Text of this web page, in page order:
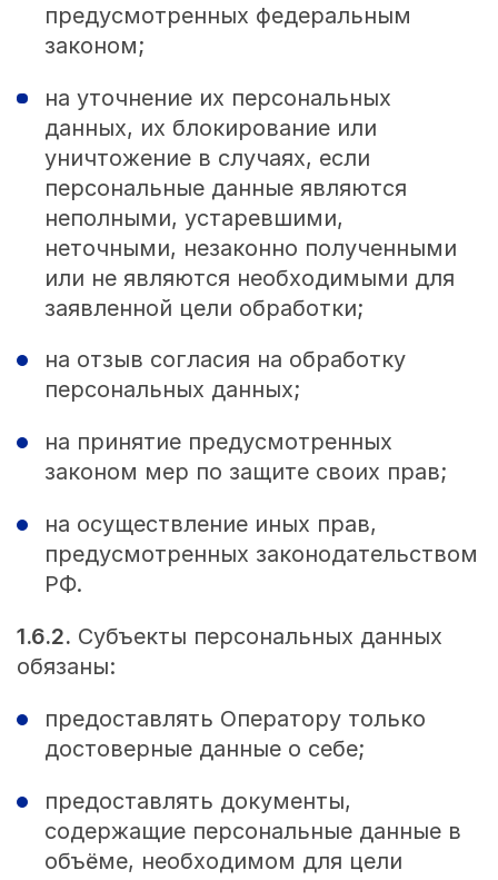
предусмотренных федеральным
законом;
на уточнение их персональных
данных, их блокирование или
уничтожение в случаях, если
персональные данные являются
неполными, устаревшими,
неточными, незаконно полученными
или не являются необходимыми для
заявленной цели обработки;
на отзыв согласия на обработку
персональных данных;
на принятие предусмотренных
законом мер по защите своих прав;
на осуществление иных прав,
предусмотренных законодательством
РФ.
1.6.2. Субъекты персональных данных
обязаны:
предоставлять Оператору только
достоверные данные о себе;
предоставлять документы,
содержащие персональные данные в
объёме, необходимом для цели